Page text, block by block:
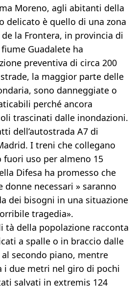
Moreno, agli abitanti della
delicato è quello di una zona
de la Frontera, in provincia di
Guadalete ha
preventiva di circa 200
la maggior parte delle
sono danneggiate o
perché ancora
trascinati dalle inondazioni.
dell’autostrada A7 di
I treni che collegano
fuori uso per almeno 15
Difesa ha promesso che
necessari » saranno
dei bisogni in una situazione
tragedia».
tà della popolazione racconta
a spalle o in braccio dalle
secondo piano, mentre
i due metri nel giro di pochi
salvati in extremis 124